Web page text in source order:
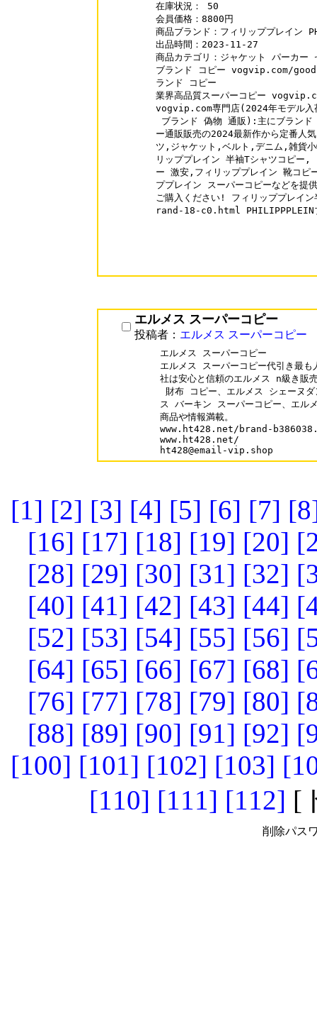
在庫状況： 50
会員価格：8800円
商品ブランド：フィリッププレイン
出品時間：2023-11-27
商品カテゴリ：ジャケット パーカー
ブランド コピー vogvip.com/
ランド コピー
業界高品質スーパーコピー
vogvip.com専門店(2024年モデル入
ブランド 偽物 通販):主にブランド
ー通販販売の2024最新作から定番
ツ,ジャケット,ベルト,デニム,雑貨
リッププレイン 半袖Tシャツコピー,
ー 激安,フィリッププレイン 靴コピ
ププレイン スーパーコピーなどを提
ご購入ください! フィリッププレイ
rand-18-c0.html PHILIPPPLEIN
エルメス スーパーコピー
投稿者： エルメス スーパーコピー
エルメス スーパーコピー
エルメス スーパーコピー代引き最も
社は安心と信頼のエルメス n級き
財布 コピー、エルメス シェーヌ
ス バーキン スーパーコピー、エル
商品や情報満載。
www.ht428.net/brand-
www.ht428.net/
ht428@email-vip.shop
[1] [2] [3] [4] [5] [6] [7]
[16] [17] [18] [19] [20]
[28] [29] [30] [31] [32]
[40] [41] [42] [43] [44]
[52] [53] [54] [55] [56]
[64] [65] [66] [67] [68]
[76] [77] [78] [79] [80]
[88] [89] [90] [91] [92]
[100] [101] [102] [103]
[110] [111] [112] [
削除パス